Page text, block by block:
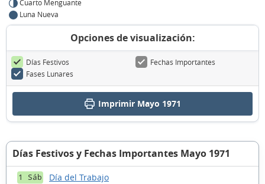
Cuarto Menguante
Luna Nueva
Opciones de visualización:
Días Festivos
Fechas Importantes
Fases Lunares
Imprimir Mayo 1971
Días Festivos y Fechas Importantes Mayo 1971
1 Sáb Día del Trabajo